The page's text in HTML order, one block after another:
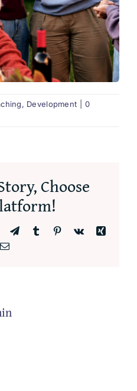
, Development
0
Choose
TelegramTumblr Pinterest
Vk
Xing
Email